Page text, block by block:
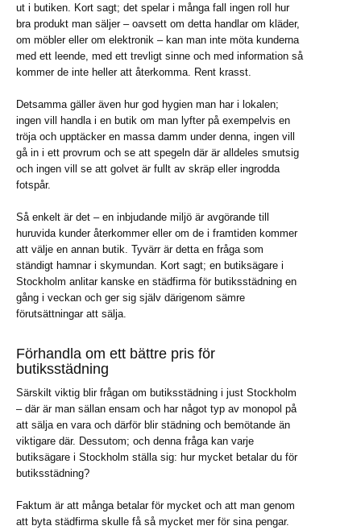
ut i butiken. Kort sagt; det spelar i många fall ingen roll hur
bra produkt man säljer – oavsett om detta handlar om kläder,
om möbler eller om elektronik – kan man inte möta kunderna
med ett leende, med ett trevligt sinne och med information så
kommer de inte heller att återkomma. Rent krasst.
Detsamma gäller även hur god hygien man har i lokalen;
ingen vill handla i en butik om man lyfter på exempelvis en
tröja och upptäcker en massa damm under denna, ingen vill
gå in i ett provrum och se att spegeln där är alldeles smutsig
och ingen vill se att golvet är fullt av skräp eller ingrodda
fotspår.
Så enkelt är det – en inbjudande miljö är avgörande till
huruvida kunder återkommer eller om de i framtiden kommer
att välje en annan butik. Tyvärr är detta en fråga som
ständigt hamnar i skymundan. Kort sagt; en butiksägare i
Stockholm anlitar kanske en städfirma för butiksstädning en
gång i veckan och ger sig själv därigenom sämre
förutsättningar att sälja.
Förhandla om ett bättre pris för
butiksstädning
Särskilt viktig blir frågan om butiksstädning i just Stockholm
– där är man sällan ensam och har något typ av monopol på
att sälja en vara och därför blir städning och bemötande än
viktigare där. Dessutom; och denna fråga kan varje
butiksägare i Stockholm ställa sig: hur mycket betalar du för
butiksstädning?
Faktum är att många betalar för mycket och att man genom
att byta städfirma skulle få så mycket mer för sina pengar.